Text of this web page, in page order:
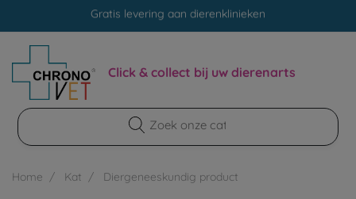
Gratis levering aan dierenklinieken
Gratis levering aan dierenklinieken
Click & collect bij uw dierenarts
Home Kat Diergeneeskundig product